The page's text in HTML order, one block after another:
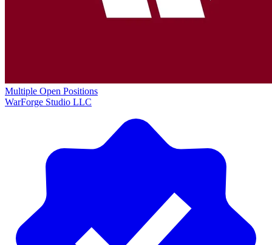
Multiple Open Positions
WarForge Studio LLC